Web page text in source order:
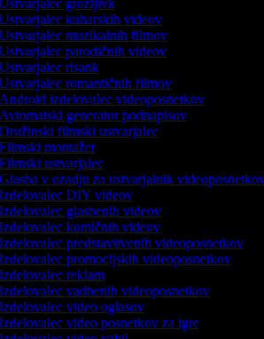
grozljivk
kuharskih videov
muzikalnih filmov
parodičnih videov
risank
romantičnih filmov
izdelovalec videoposnetkov
generator podnapisov
filmski ustvarjalec
montažer
ustvarjalec
v ozadju za ustvarjalnik videoposnetkov
DIY videov
glasbenih videov
komičnih videov
predstavitvenih videoposnetkov
promocijskih videoposnetkov
reklam
vadbenih videoposnetkov
video oglasov
video posnetkov za igre